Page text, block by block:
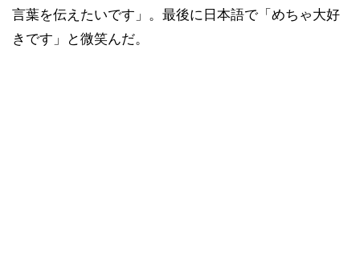
言葉を伝えたいです」。最後に日本語で「めちゃ大好
きです」と微笑んだ。